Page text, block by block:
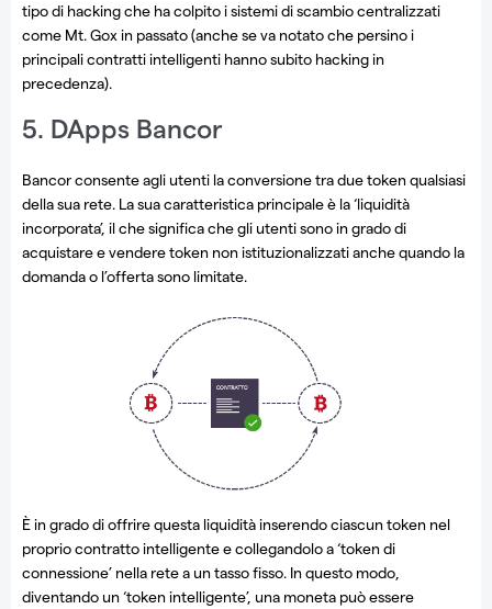
tipo di hacking che ha colpito i sistemi di scambio centralizzati
come Mt. Gox in passato (anche se va notato che persino i
principali contratti intelligenti hanno subito hacking in
precedenza).
5. DApps Bancor
Bancor consente agli utenti la conversione tra due token qualsiasi
della sua rete. La sua caratteristica principale è la ‘liquidità
incorporata’, il che significa che gli utenti sono in grado di
acquistare e vendere token non istituzionalizzati anche quando la
domanda o l’offerta sono limitate.
È in grado di offrire questa liquidità inserendo ciascun token nel
proprio contratto intelligente e collegandolo a ‘token di
connessione’ nella rete a un tasso fisso. In questo modo,
diventando un ‘token intelligente’, una moneta può essere